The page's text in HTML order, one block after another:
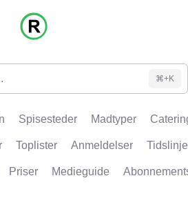
⌘+K
Spisesteder Madtyper
Toplister Anmeldelser Tidslinje
Priser Medieguide